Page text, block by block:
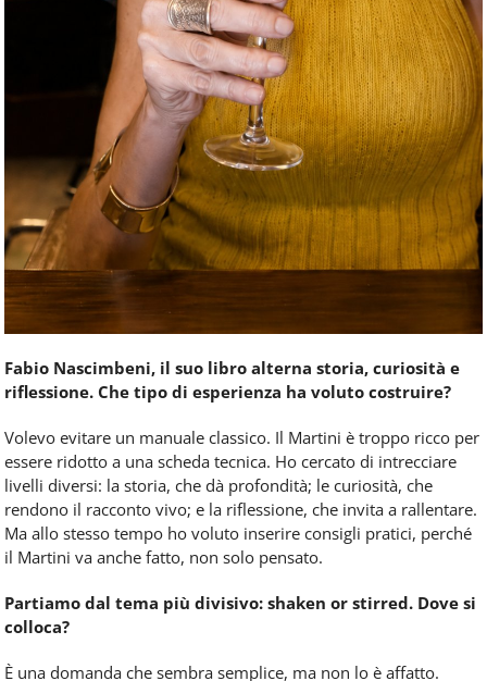
Fabio Nascimbeni, il suo libro alterna storia, curiosità e
riflessione. Che tipo di esperienza ha voluto costruire?
Volevo evitare un manuale classico. Il Martini è troppo ricco per
essere ridotto a una scheda tecnica. Ho cercato di intrecciare
livelli diversi: la storia, che dà profondità; le curiosità, che
rendono il racconto vivo; e la riflessione, che invita a rallentare.
Ma allo stesso tempo ho voluto inserire consigli pratici, perché
il Martini va anche fatto, non solo pensato.
Partiamo dal tema più divisivo: shaken or stirred. Dove si
colloca?
È una domanda che sembra semplice, ma non lo è affatto.